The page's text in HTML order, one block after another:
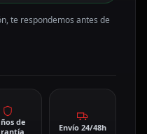
te respondemos antes de
de
Envío 24/48h